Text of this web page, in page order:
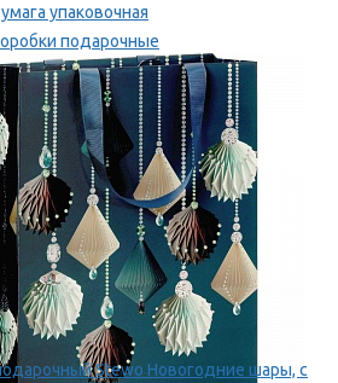
упаковочная
подарочные
бобины
Stewo Новогодние шары, с